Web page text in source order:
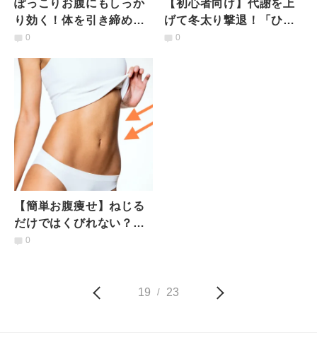
ぽっこりお腹にもしっか
り効く！体を引き締めた
い人におすすめ、いつも
のやり方
0
【初心者向け】代謝を上
げて冬太り撃退！「ひね
って伸ばす」椅子を使っ
0
【簡単お腹痩せ】ねじる
だけではくびれない？
「ほぐす+伸ばす」くびれ
0
19 / 23